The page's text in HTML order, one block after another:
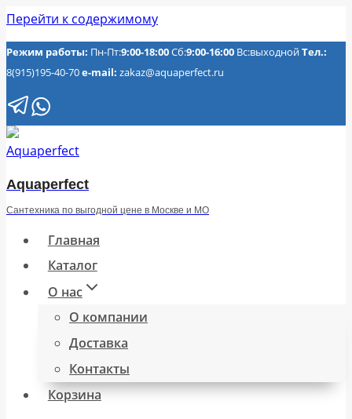
Перейти к содержимому
Режим работы: Пн-Пт:9:00-18:00Сб:9:00-16:00 Вс:выходнойТел.:
8(915)195-40-70e-mail: zakaz@aquaperfect.ru
Aquaperfect
Сантехника по выгодной цене в Москве и МО
Главная
Каталог
О нас
О компании
Доставка
Контакты
Корзина